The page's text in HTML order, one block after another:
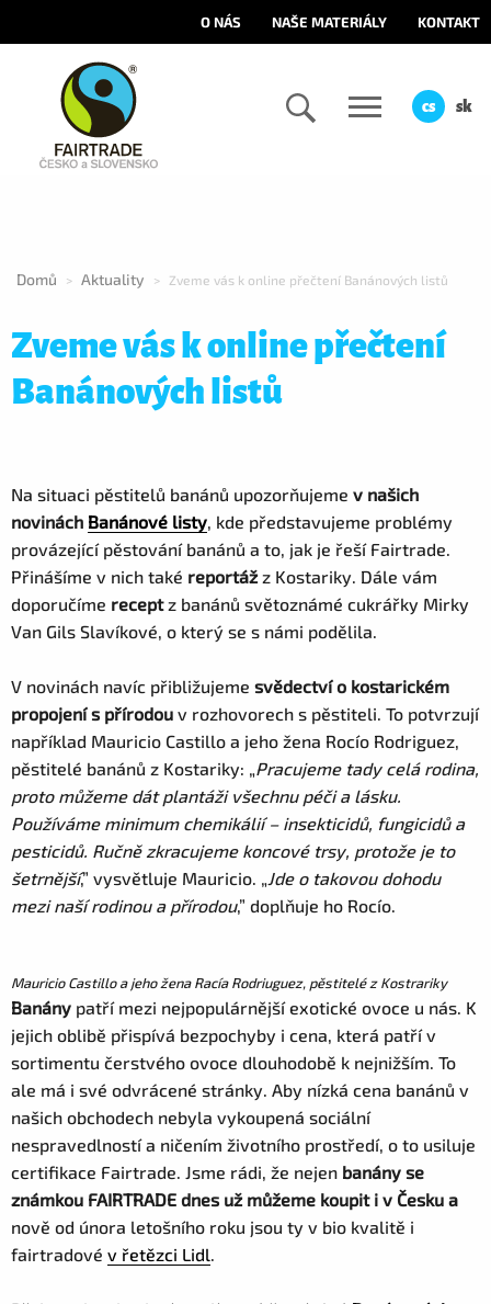
O NÁS NAŠE MATERIÁLY KONTAKT
cs sk
Domů > Aktuality > Zveme vás k online přečtení Banánových listů
Zveme vás k online přečtení
Banánových listů
Na situaci pěstitelů banánů upozorňujeme v našich
novinách Banánové listy, kde představujeme problémy
provázející pěstování banánů a to, jak je řeší Fairtrade.
Přinášíme v nich také reportážz Kostariky. Dále vám
doporučíme receptz banánů světoznámé cukrářky Mirky
Van Gils Slavíkové, o který se s námi podělila.
V novinách navíc přibližujeme svědectví o kostarickém
propojení s přírodou v rozhovorech s pěstiteli. To potvrzují
například Mauricio Castillo a jeho žena Rocío Rodriguez,
pěstitelé banánů z Kostariky: „Pracujeme tady celá rodina,
proto můžeme dát plantáži všechnu péči a lásku.
Používáme minimum chemikálií – insekticidů, fungicidů a
pesticidů. Ručně zkracujeme koncové trsy, protože je to
šetrnější,” vysvětluje Mauricio. „Jde o takovou dohodu
mezi naší rodinou a přírodou,” doplňuje ho Rocío.
Mauricio Castillo a jeho žena Racía Rodriuguez, pěstitelé z Kostrariky
Banány patří mezi nejpopulárnější exotické ovoce u nás. K
jejich oblibě přispívá bezpochyby i cena, která patří v
sortimentu čerstvého ovoce dlouhodobě k nejnižším. To
ale má i své odvrácené stránky. Aby nízká cena banánů v
našich obchodech nebyla vykoupená sociální
nespravedlností a ničením životního prostředí, o to usiluje
certifikace Fairtrade. Jsme rádi, že nejen banány se
známkou FAIRTRADE dnes už můžeme koupit i v Česku a
nově od února letošního roku jsou ty v bio kvalitě i
fairtradové v řetězci Lidl.